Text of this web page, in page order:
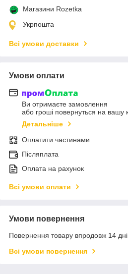
Магазини Rozetka
Укрпошта
Всі умови доставки
Умови оплати
Ви отримаєте замовлення
або гроші повернуться на вашу
Детальніше
Оплатити частинами
Післяплата
Оплата на рахунок
Всі умови оплати
Умови повернення
Повернення товару впродовж 14
Всі умови повернення